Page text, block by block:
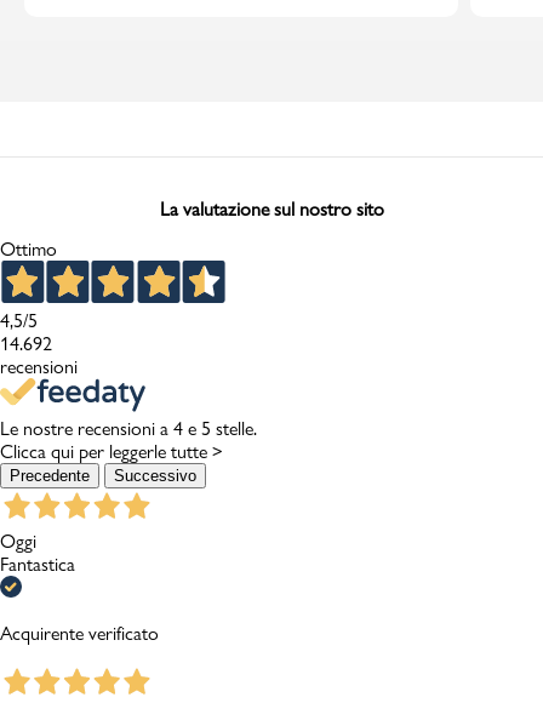
La valutazione sul nostro sito
Ottimo
4,5/5
14.692
recensioni
Le nostre recensioni a 4 e 5 stelle.
Clicca qui per leggerle tutte >
Precedente Successivo
Oggi
Fantastica
Acquirente verificato